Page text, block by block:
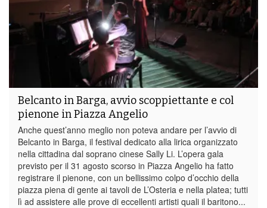
Belcanto in Barga, avvio scoppiettante e col
pienone in Piazza Angelio
Anche quest’anno meglio non poteva andare per l’avvio di
Belcanto in Barga, il festival dedicato alla lirica organizzato
nella cittadina dal soprano cinese Sally Li. L’opera gala
previsto per il 31 agosto scorso in Piazza Angelio ha fatto
registrare il pienone, con un bellissimo colpo d’occhio della
piazza piena di gente ai tavoli de L’Osteria e nella platea; tutti
lì ad assistere alle prove di eccellenti artisti quali il baritono...